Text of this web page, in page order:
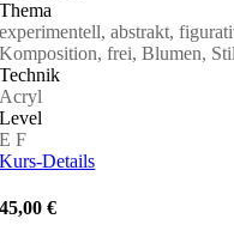
Thema
experimentell, abstrakt,
Komposition, frei, Blumen,
Technik
Acryl
Level
EF
Kurs-Details
45,00 €